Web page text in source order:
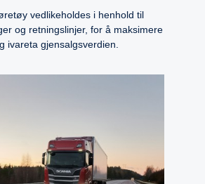
vedlikeholdes i henhold til
og retningslinjer, for å maksimere
ivareta gjensalgsverdien.